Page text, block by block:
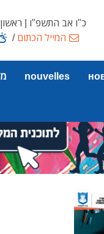
כ"ו אב התשפ"ו | ראשון, 09 אוגוסט
המייל הכתום/
nouvelles